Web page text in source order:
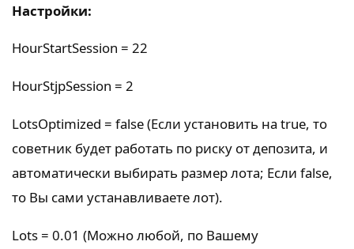
Настройки:
HourStartSession = 22
HourStjpSession = 2
LotsOptimized = false (Если установить на true, то
советник будет работать по риску от депозита, и
автоматически выбирать размер лота; Если false,
то Вы сами устанавливаете лот).
Lots = 0.01 (Можно любой, по Вашему